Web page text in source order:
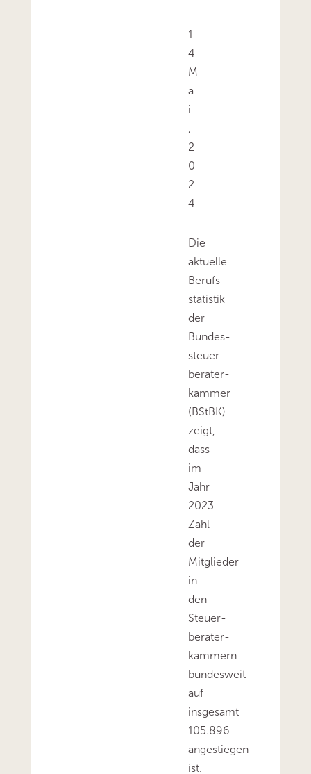
1
4
M
a
i
,
2
0
2
4
Die
aktuelle
Berufs­
statistik
der
Bundes­
steuer­
berater­
kammer
(BStBK)
zeigt,
dass
im
Jahr
2023
Zahl
der
Mitglieder
in
den
Steuer­
berater­
kammern
bundesweit
auf
insgesamt
105.896
angestiegen
ist.